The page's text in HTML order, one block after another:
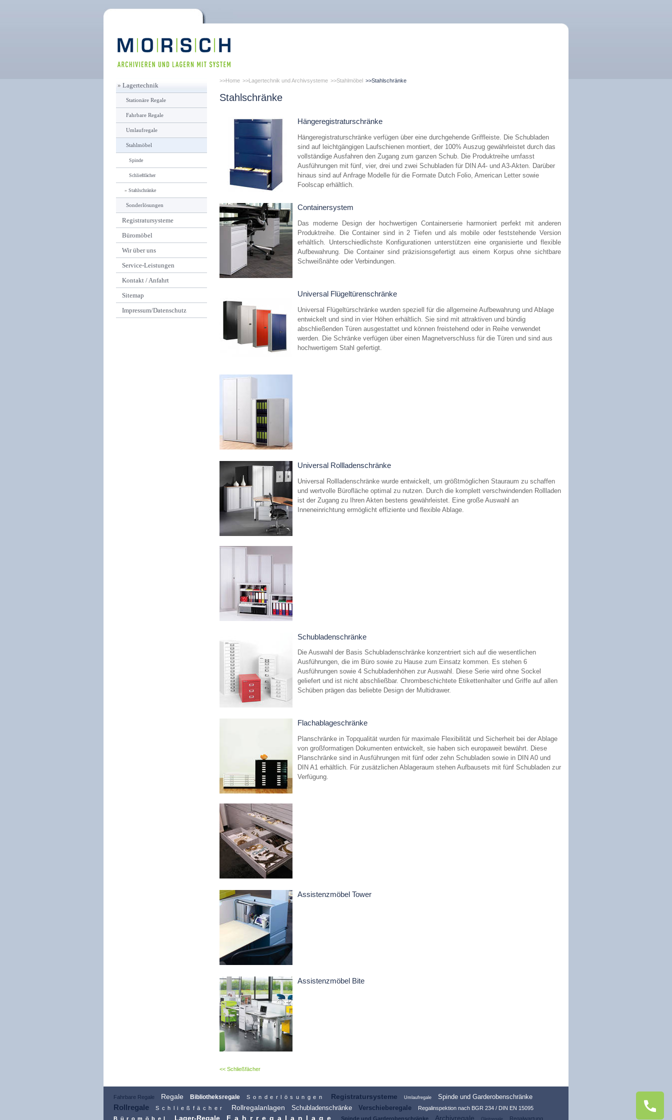
» Lagertechnik
Stationäre Regale
Fahrbare Regale
Umlaufregale
Stahlmöbel
Spinde
Schließfächer
» Stahlschränke
Sonderlösungen
Registratursysteme
Büromöbel
Wir über uns
Service-Leistungen
Kontakt / Anfahrt
Sitemap
Impressum/Datenschutz
Home Lagertechnik und Archivsysteme Stahlmöbel Stahlschränke
Stahlschränke
Hängeregistraturschränke
Hängeregistraturschränke verfügen über eine durchgehende Griffleiste. Die Schubladen
sind auf leichtgängigen Laufschienen montiert, der 100% Auszug gewährleistet durch das
vollständige Ausfahren den Zugang zum ganzen Schub. Die Produktreihe umfasst
Ausführungen mit fünf, vier, drei und zwei Schubladen für DIN A4- und A3-Akten. Darüber
hinaus sind auf Anfrage Modelle für die Formate Dutch Folio, American Letter sowie
Foolscap erhältlich.
Containersystem
Das moderne Design der hochwertigen Containerserie harmoniert perfekt mit anderen
Produktreihe. Die Container sind in 2 Tiefen und als mobile oder feststehende Version
erhältlich. Unterschiedlichste Konfigurationen unterstützen eine organisierte und flexible
Aufbewahrung. Die Container sind präzisionsgefertigt aus einem Korpus ohne sichtbare
Schweißnähte oder Verbindungen.
Universal Flügeltürenschränke
Universal Flügeltürschränke wurden speziell für die allgemeine Aufbewahrung und Ablage
entwickelt und sind in vier Höhen erhältlich. Sie sind mit attraktiven und bündig
abschließenden Türen ausgestattet und können freistehend oder in Reihe verwendet
werden. Die Schränke verfügen über einen Magnetverschluss für die Türen und sind aus
hochwertigem Stahl gefertigt.
Universal Rollladenschränke
Universal Rollladenschränke wurde entwickelt, um größtmöglichen Stauraum zu schaffen
und wertvolle Bürofläche optimal zu nutzen. Durch die komplett verschwindenden Rollladen
ist der Zugang zu Ihren Akten bestens gewährleistet. Eine große Auswahl an
Inneneinrichtung ermöglicht effiziente und flexible Ablage.
Schubladenschränke
Die Auswahl der Basis Schubladenschränke konzentriert sich auf die wesentlichen
Ausführungen, die im Büro sowie zu Hause zum Einsatz kommen. Es stehen 6
Ausführungen sowie 4 Schubladenhöhen zur Auswahl. Diese Serie wird ohne Sockel
geliefert und ist nicht abschließbar. Chrombeschichtete Etikettenhalter und Griffe auf allen
Schüben prägen das beliebte Design der Multidrawer.
Flachablageschränke
Planschränke in Topqualität wurden für maximale Flexibilität und Sicherheit bei der Ablage
von großformatigen Dokumenten entwickelt, sie haben sich europaweit bewährt. Diese
Planschränke sind in Ausführungen mit fünf oder zehn Schubladen sowie in DIN A0 und
DIN A1 erhältlich. Für zusätzlichen Ablageraum stehen Aufbausets mit fünf Schubladen zur
Verfügung.
Assistenzmöbel Tower
Assistenzmöbel Bite
Schließfächer
Fahrbare Regale Regale Bibliotheksregale Sonderlösungen Registratursysteme Umlaufregale Spinde und Garderobenschränke
Rollregale Schließfächer Rollregalanlagen Schubladenschränke Verschieberegale
Regalinspektion nach BGR 234 / DIN EN 15095
Büromöbel
Lager-Regale Fahrregalanlage Spinde und Garderobenschränke Archivregale Gleitregale Regalwartung